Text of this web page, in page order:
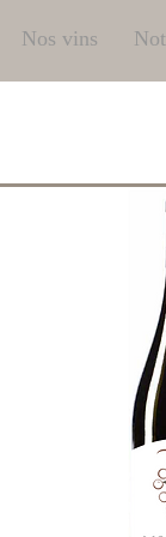
Nos vins